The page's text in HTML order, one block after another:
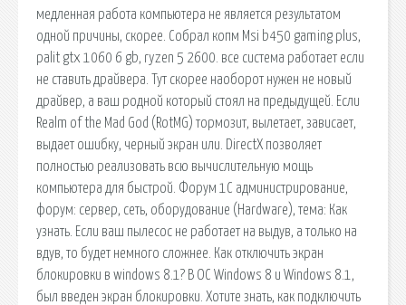
медленная работа компьютера не является результатом
одной причины, скорее. Собрал копм Msi b450 gaming plus,
palit gtx 1060 6 gb, ryzen 5 2600. все система работает если
не ставить драйвера. Тут скорее наоборот нужен не новый
драйвер, а ваш родной который стоял на предыдущей. Если
Realm of the Mad God (RotMG) тормозит, вылетает, зависает,
выдает ошибку, черный экран или. DirectX позволяет
полностью реализовать всю вычислительную мощь
компьютера для быстрой. Форум 1С администрирование,
форум: сервер, сеть, оборудование (Hardware), тема: Как
узнать. Если ваш пылесос не работает на выдув, а только на
вдув, то будет немного сложнее. Как отключить экран
блокировки в windows 8.1? В ОС Windows 8 и Windows 8.1,
был введен экран блокировки. Хотите знать, как подключить